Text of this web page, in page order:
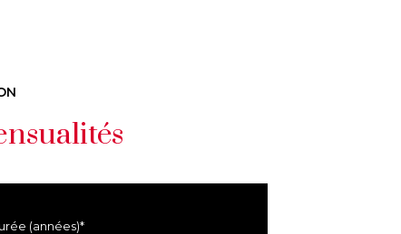
(années)*